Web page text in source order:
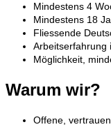
Mindestens 4
Mindestens 18
Fliessende
Arbeitserfahrung
Möglichkeit,
Warum wir?
Offene,